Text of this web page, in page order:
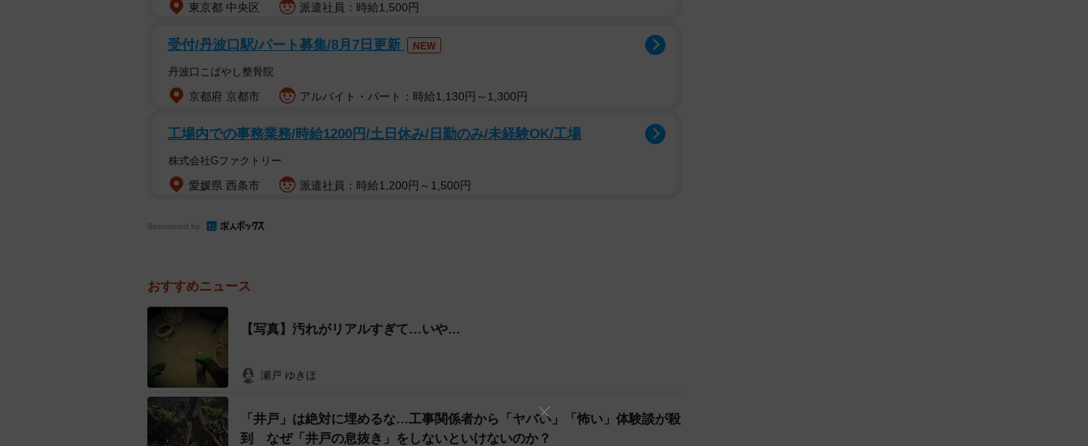
真夜中の屋敷で、化け物から逃げ回りながら「これは油汚れか…」など掃除道具を選び綺麗
にしていく何ともシュールな作品だ。花王の担当者に話を聞いた。
道具を変更「壁の汚れはこれか…」
東京都 中央区 派遣社員：時給1,500円
受付/丹波口駅/パート募集/8月7日更新 NEW
丹波口こばやし整骨院
京都府 京都市 アルバイト・パート：時給1,130円～1,300円
工場内での事務業務/時給1200円/土日休み/日勤のみ/未経験OK/工場
株式会社Gファクトリー
愛媛県 西条市 派遣社員：時給1,200円～1,500円
Sponsored by
おすすめニュース
【写真】汚れがリアルすぎて…いや…
瀬戸 ゆきほ
「井戸」は絶対に埋めるな…工事関係者から「ヤバい」「怖い」体験談が殺
到 なぜ「井戸の息抜き」をしないといけないのか？